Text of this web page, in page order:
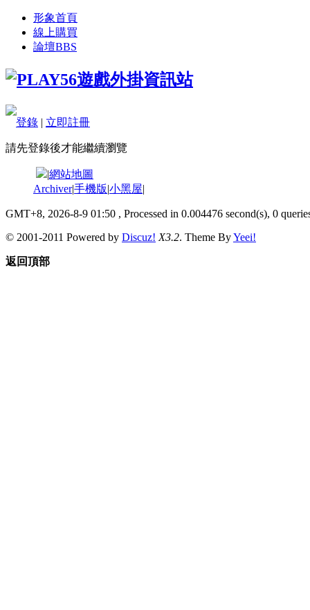
形象首頁
線上購買
論壇BBS
登錄 | 立即註冊
請先登錄後才能繼續瀏覽
|網站地圖
Archiver|手機版|小黑屋|
GMT+8, 2026-8-9 01:50 , Processed in 0.004476 second(s), 0
© 2001-2011 Powered by Discuz! X3.2. Theme ByYeei!
返回頂部